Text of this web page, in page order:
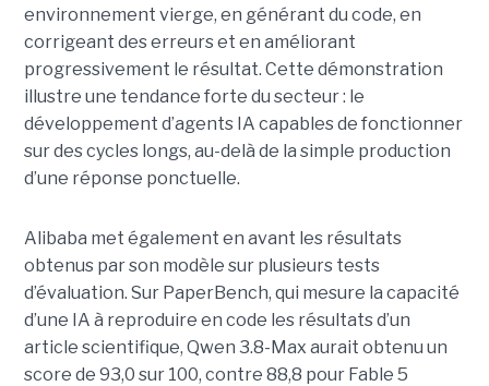
environnement vierge, en générant du code, en
corrigeant des erreurs et en améliorant
progressivement le résultat. Cette démonstration
illustre une tendance forte du secteur : le
développement d’agents IA capables de fonctionner
sur des cycles longs, au-delà de la simple production
d’une réponse ponctuelle.
Alibaba met également en avant les résultats
obtenus par son modèle sur plusieurs tests
d’évaluation. Sur PaperBench, qui mesure la capacité
d’une IA à reproduire en code les résultats d’un
article scientifique, Qwen 3.8-Max aurait obtenu un
score de 93,0 sur 100, contre 88,8 pour Fable 5